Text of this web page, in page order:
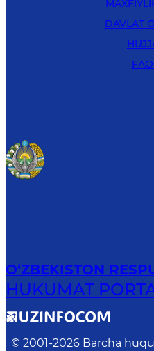
DAVLAT
O‘ZBEKISTON
HUKUMAT
© 2001-2026 Barcha